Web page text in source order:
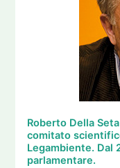
Roberto Della
comitato
Legambiente. Dal
parlamentare.